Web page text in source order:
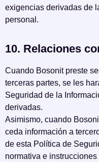
exigencias derivadas de
personal.
10. Relaciones
Cuando Bosonit preste
terceras partes, se les
Seguridad de la
derivadas.
Asimismo, cuando
ceda información a
de esta Política de
normativa e